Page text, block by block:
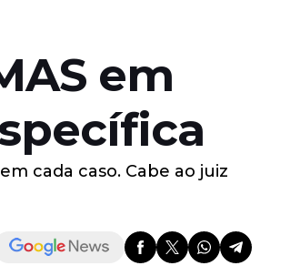
em
cada caso. Cabe ao juiz